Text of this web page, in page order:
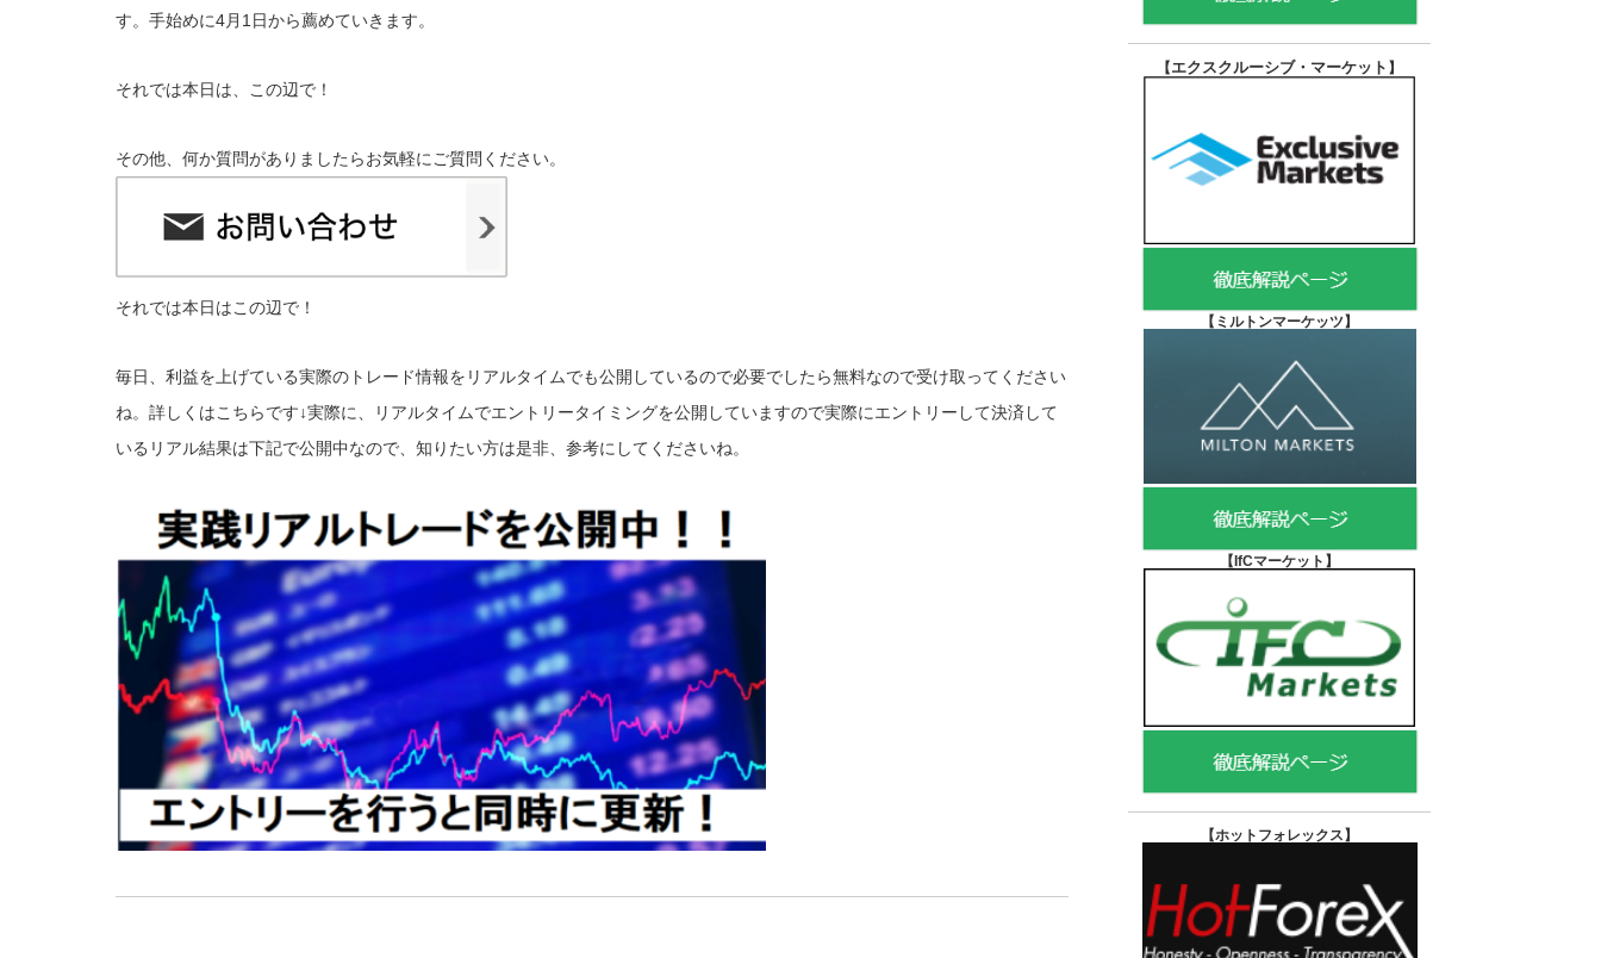
す。手始めに4月1日から薦めていきます。
それでは本日は、この辺で！
その他、何か質問がありましたらお気軽にご質問ください。
それでは本日はこの辺で！
毎日、利益を上げている実際のトレード情報をリアルタイムでも公開しているので必要でしたら無料なので受け取ってください
ね。詳しくはこちらです↓実際に、リアルタイムでエントリータイミングを公開していますので実際にエントリーして決済して
いるリアル結果は下記で公開中なので、知りたい方は是非、参考にしてくださいね。
【エクスクルーシブ・マーケット 】
【 ミルトンマーケッツ】
【IfCマーケット 】
【ホットフォレックス 】